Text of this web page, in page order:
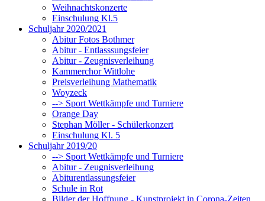
Weihnachtskonzerte
Einschulung Kl.5
Schuljahr 2020/2021
Abitur Fotos Bothmer
Abitur - Entlasssungsfeier
Abitur - Zeugnisverleihung
Kammerchor Wittlohe
Preisverleihung Mathematik
Woyzeck
--> Sport Wettkämpfe und Turniere
Orange Day
Stephan Möller - Schülerkonzert
Einschulung Kl. 5
Schuljahr 2019/20
--> Sport Wettkämpfe und Turniere
Abitur - Zeugnisverleihung
Abiturentlassungsfeier
Schule in Rot